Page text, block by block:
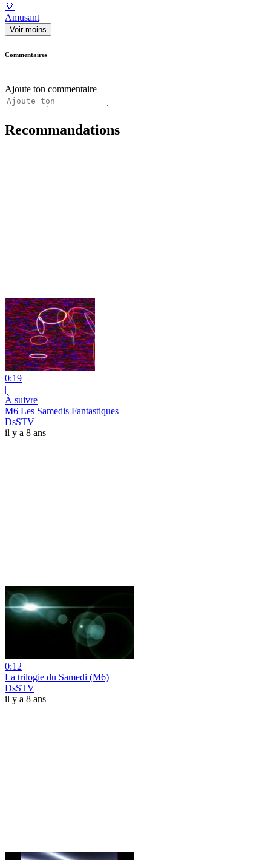
🎈
Amusant
Voir moins
Commentaires
Ajoute ton commentaire
Recommandations
0:19
|
À suivre
M6 Les Samedis Fantastiques
DsSTV
il y a 8 ans
0:12
La trilogie du Samedi (M6)
DsSTV
il y a 8 ans